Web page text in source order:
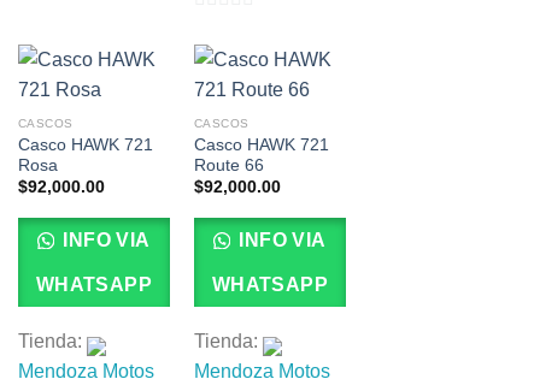
5
de
5
CASCOS
Casco HAWK 721
Rosa
$92,000.00
INFO VIA
WHATSAPP
Tienda:
Mendoza Motos
CASCOS
Casco HAWK 721
Route 66
$92,000.00
INFO VIA
WHATSAPP
Tienda:
Mendoza Motos